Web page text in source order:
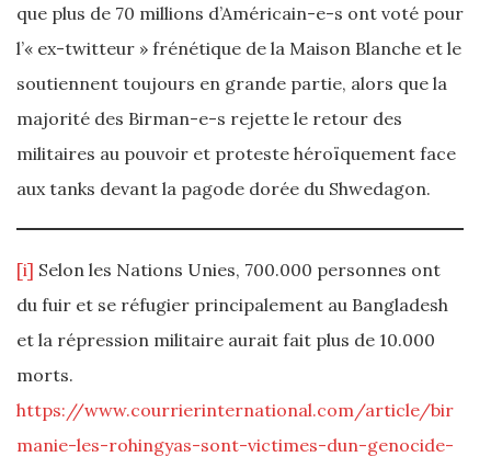
que plus de 70 millions d’Américain-e-s ont voté pour
l’« ex-twitteur » frénétique de la Maison Blanche et le
soutiennent toujours en grande partie, alors que la
majorité des Birman-e-s rejette le retour des
militaires au pouvoir et proteste héroïquement face
aux tanks devant la pagode dorée du Shwedagon.
[i] Selon les Nations Unies, 700.000 personnes ont
du fuir et se réfugier principalement au Bangladesh
et la répression militaire aurait fait plus de 10.000
morts.
https://www.courrierinternational.com/article/bir
manie-les-rohingyas-sont-victimes-dun-genocide-